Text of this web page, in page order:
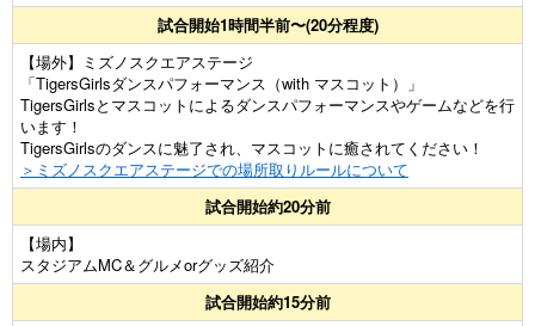
試合開始1時間半前〜(20分程度)
【場外】ミズノスクエアステージ
「TigersGirlsダンスパフォーマンス（with マスコット）」
TigersGirlsとマスコットによるダンスパフォーマンスやゲームなどを行
います！
TigersGirlsのダンスに魅了され、マスコットに癒されてください！
＞ミズノスクエアステージでの場所取りルールについて
試合開始約20分前
【場内】
スタジアムMC＆グルメorグッズ紹介
試合開始約15分前